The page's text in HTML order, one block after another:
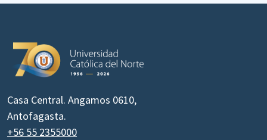
Casa Central. Angamos 0610,
Antofagasta.
+56 55 2355000